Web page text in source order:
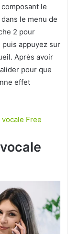
le
le menu de
2 pour
appuyez sur
Après avoir
pour que
effet
Free